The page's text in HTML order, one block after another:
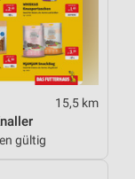
15,5 km
gültig